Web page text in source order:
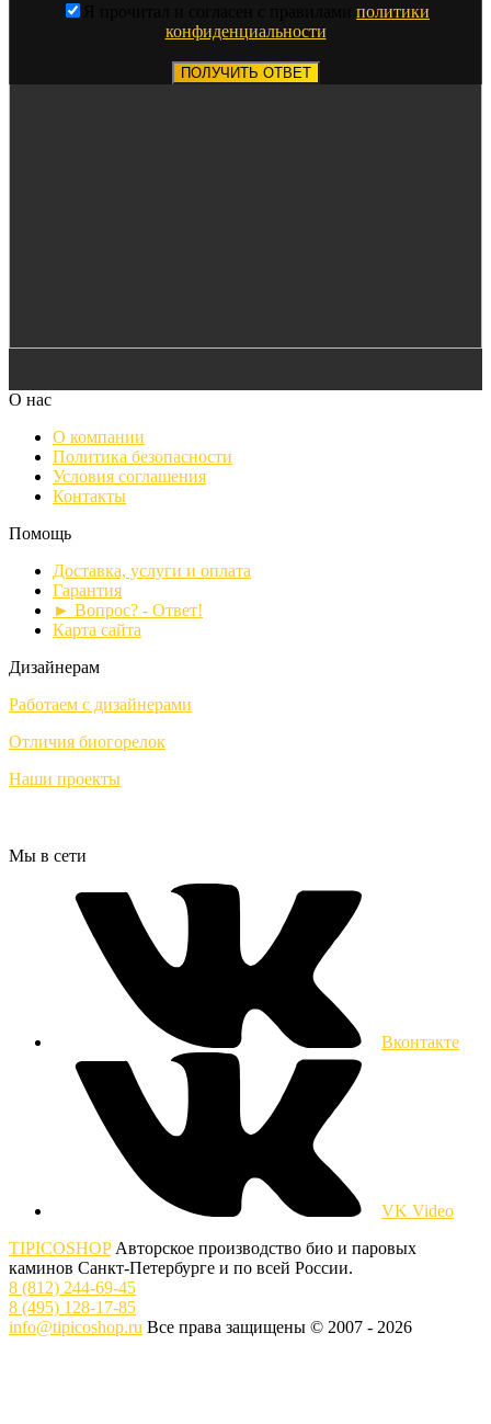
политики
конфиденциальности
ПОЛУЧИТЬ ОТВЕТ
О нас
О компании
Политика безопасности
Условия соглашения
Контакты
Помощь
Доставка, услуги и оплата
Гарантия
► Вопрос? - Ответ!
Карта сайта
Дизайнерам
Работаем с дизайнерами
Отличия биогорелок
Наши проекты
Мы в сети
Вконтакте
VK Video
TIPICOSHOPАвторское производство био и паровых
каминов Санкт-Петербурге и по всей России.
8 (812) 244-69-45
8 (495) 128-17-85
info@tipicoshop.ru Все права защищены © 2007 - 2026